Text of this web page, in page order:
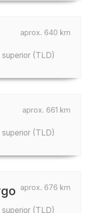
aprox. 640 km
superior (TLD)
aprox. 661 km
superior (TLD)
aprox. 676 km
superior (TLD)